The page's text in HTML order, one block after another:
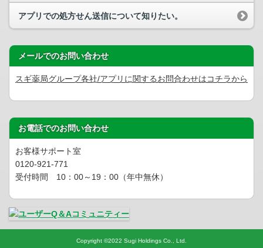
アプリでの処方せん送信について知りたい。
メールでのお問い合わせ
スギ薬局グループ各社/アプリに関するお問合わせはコチラから
お電話でのお問い合わせ
お客様サポート室
0120-921-771
受付時間 10：00～19：00（年中無休）
Copyright ©2022 Sugi Holdings Co., Ltd.